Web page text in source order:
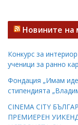
Новините на
Конкурс за
ученици за ранно
Фондация „Имам
стипендията
CINEMA CITY
ПРЕМИЕРЕН